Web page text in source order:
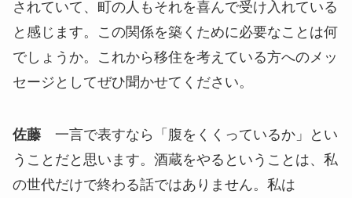
されていて、町の人もそれを喜んで受け入れている
と感じます。この関係を築くために必要なことは何
でしょうか。これから移住を考えている方へのメッ
セージとしてぜひ聞かせてください。
佐藤 一言で表すなら「腹をくくっているか」とい
うことだと思います。酒蔵をやるということは、私
の世代だけで終わる話ではありません。私は